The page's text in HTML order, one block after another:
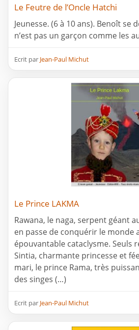
Le Feutre de l’Oncle Hatchi
Jeunesse. (6 à 10 ans). Benoît se
n’est pas un garçon comme les
Ecrit par Jean-Paul Michut
Le Prince LAKMA
Rawana, le naga, serpent géant
en passe de conquérir le monde
épouvantable cataclysme. Seuls
Sintia, charmante princesse et
mari, le prince Rama, très
des singes (…)
Ecrit par Jean-Paul Michut